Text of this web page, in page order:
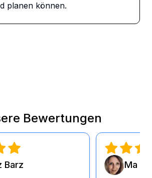
planen können.
Bewertungen
Barz Ma Si